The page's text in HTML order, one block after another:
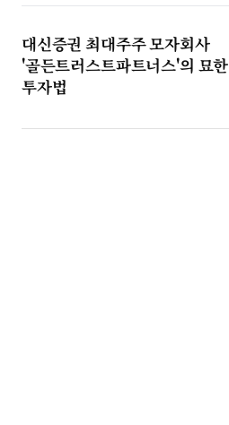
대신증권 최대주주 모자회사
'골든트러스트파트너스'의 묘한
투자법